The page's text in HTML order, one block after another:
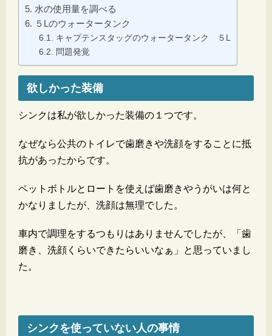
水の使用量を調べる
５Lのウォータータンク
キャプテンスタッグのウォータータンク ５L
問題発覚
欲しかった装備
シンクは私が欲しかった装備の１つです。
なぜなら公共のトイレで歯磨きや洗顔をすることに抵
抗があったからです。
ペットボトルとロートを使えば歯磨きやうがいは何と
かなりましたが、洗顔は無理でした。
車内で調理をするつもりはありませんでしたが、「歯
磨き、洗顔くらいできたらいいなぁ」と思っていまし
た。
シンクを使っていない人の事情